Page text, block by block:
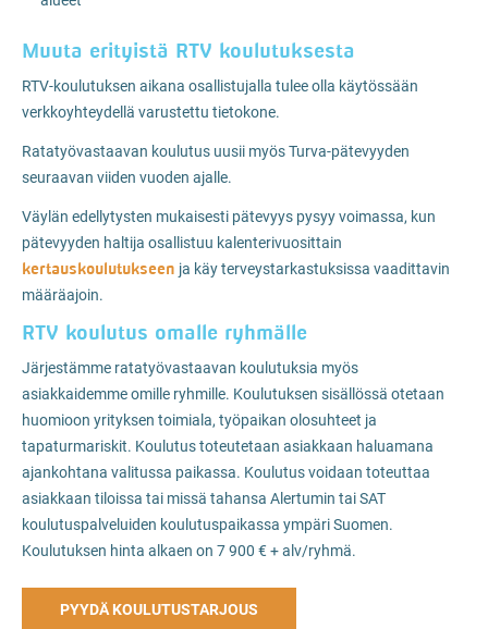
Muuta erityistä RTV koulutuksesta
RTV-koulutuksen aikana osallistujalla tulee olla käytössään
verkkoyhteydellä varustettu tietokone.
Ratatyövastaavan koulutus uusii myös Turva-pätevyyden
seuraavan viiden vuoden ajalle.
Väylän edellytysten mukaisesti pätevyys pysyy voimassa, kun
pätevyyden haltija osallistuu kalenterivuosittain
kertauskoulutukseen ja käy terveystarkastuksissa vaadittavin
määräajoin.
RTV koulutus omalle ryhmälle
Järjestämme ratatyövastaavan koulutuksia myös
asiakkaidemme omille ryhmille. Koulutuksen sisällössä otetaan
huomioon yrityksen toimiala, työpaikan olosuhteet ja
tapaturmariskit. Koulutus toteutetaan asiakkaan haluamana
ajankohtana valitussa paikassa. Koulutus voidaan toteuttaa
asiakkaan tiloissa tai missä tahansa Alertumin tai SAT
koulutuspalveluiden koulutuspaikassa ympäri Suomen.
Koulutuksen hinta alkaen on 7 900 € + alv/ryhmä.
PYYDÄ KOULUTUSTARJOUS